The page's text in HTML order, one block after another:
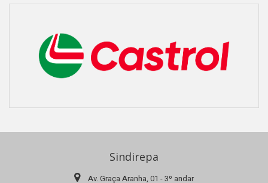
Sindirepa
Av. Graça Aranha, 01 - 3º andar